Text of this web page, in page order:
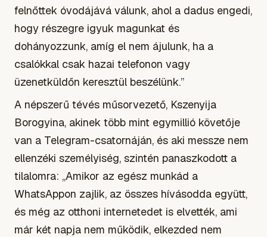
felnőttek óvodájává válunk, ahol a dadus engedi,
hogy részegre igyuk magunkat és
dohányozzunk, amíg el nem ájulunk, ha a
csalókkal csak hazai telefonon vagy
üzenetküldőn keresztül beszélünk.”
A népszerű tévés műsorvezető, Kszenyija
Borogyina, akinek több mint egymillió követője
van a Telegram-csatornáján, és aki messze nem
ellenzéki személyiség, szintén panaszkodott a
tilalomra: „Amikor az egész munkád a
WhatsAppon zajlik, az összes hívásodda együtt,
és még az otthoni internetedet is elvették, ami
már két napja nem működik, elkezded nem